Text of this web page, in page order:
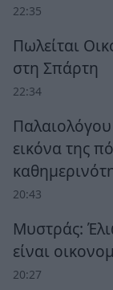
22:35
Πωλείται
στη Σπάρτη
22:34
εικόνα της
20:43
Μυστράς:
είναι
20:27